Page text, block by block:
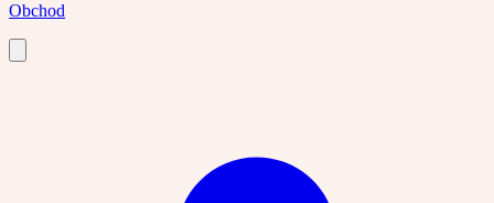
Obchod